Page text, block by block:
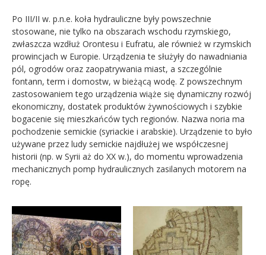
Po III/II w. p.n.e. koła hydrauliczne były powszechnie
stosowane, nie tylko na obszarach wschodu rzymskiego,
zwłaszcza wzdłuż Orontesu i Eufratu, ale również w rzymskich
prowincjach w Europie. Urządzenia te służyły do nawadniania
pól, ogrodów oraz zaopatrywania miast, a szczególnie
fontann, term i domostw, w bieżącą wodę. Z powszechnym
zastosowaniem tego urządzenia wiąże się dynamiczny rozwój
ekonomiczny, dostatek produktów żywnościowych i szybkie
bogacenie się mieszkańców tych regionów. Nazwa noria ma
pochodzenie semickie (syriackie i arabskie). Urządzenie to było
używane przez ludy semickie najdłużej we współczesnej
historii (np. w Syrii aż do XX w.), do momentu wprowadzenia
mechanicznych pomp hydraulicznych zasilanych motorem na
ropę.